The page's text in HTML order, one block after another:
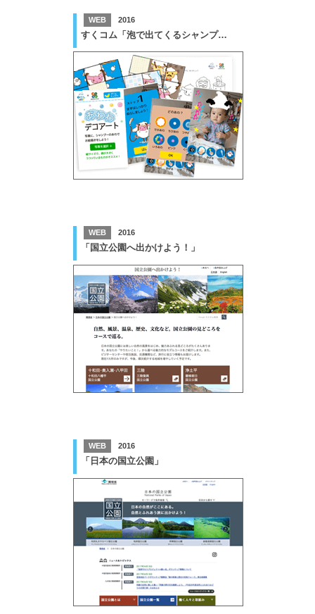
WEB 2016
すくコム「泡で出てくるシャンプー」WEB広報ツール
WEB 2016
「国立公園へ出かけよう！」
WEB 2016
「日本の国立公園」